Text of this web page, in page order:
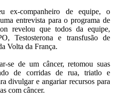
ex-companheiro de equipe, o
entrevista para o programa de
revelou que todos da equipe,
Testosterona e transfusão de
Volta da França.
se de um câncer, retomou suas
de corridas de rua, triatlo e
divulgar e angariar recursos para
com câncer.